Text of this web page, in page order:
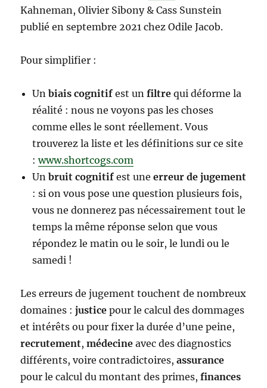
Kahneman, Olivier Sibony & Cass Sunstein
publié en septembre 2021 chez Odile Jacob.
Pour simplifier :
Unbiais cognitif est unfiltrequi déforme la
réalité : nous ne voyons pas les choses
comme elles le sont réellement. Vous
trouverez la liste et les définitions sur ce site
:www.shortcogs.com
Unbruit cognitif est uneerreur de jugement
: si on vous pose une question plusieurs fois,
vous ne donnerez pas nécessairement tout le
temps la même réponse selon que vous
répondez le matin ou le soir, le lundi ou le
samedi !
Les erreurs de jugement touchent de nombreux
domaines :justicepour le calcul des dommages
et intérêts ou pour fixer la durée d’une peine,
recrutement,médecineavec des diagnostics
différents, voire contradictoires,assurance
pour le calcul du montant des primes,finances